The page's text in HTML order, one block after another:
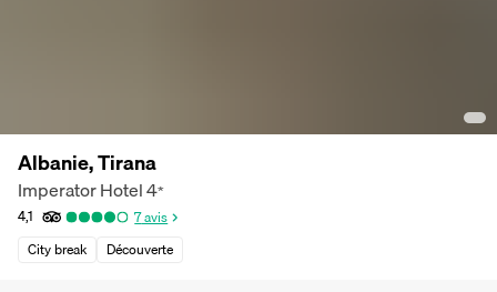
Albanie, Tirana
Imperator Hotel4*
4,1 7avis
City break
Découverte